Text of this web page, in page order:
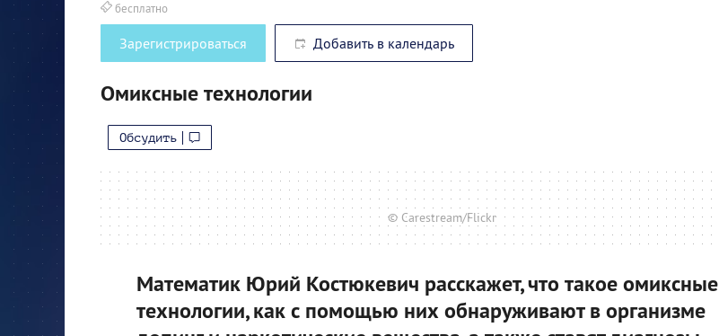
бесплатно
Зарегистрироваться Добавить в календарь
Омиксные технологии
Обсудить
© Carestream/Flickr
Математик Юрий Костюкевич расскажет, что такое омиксные
технологии, как с помощью них обнаруживают в организме